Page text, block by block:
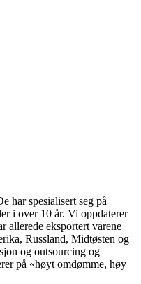
har spesialisert seg på
i over 10 år. Vi oppdaterer
allerede eksportert varene
Russland, Midtøsten og
og outsourcing og
på «høyt omdømme, høy